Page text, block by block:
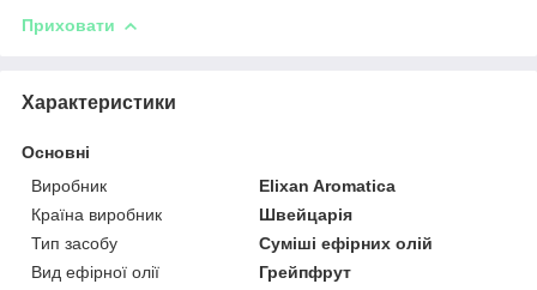
Приховати
Характеристики
Основні
Виробник
Elixan Aromatica
Країна виробник
Швейцарія
Тип засобу
Суміші ефірних олій
Вид ефірної олії
Грейпфрут